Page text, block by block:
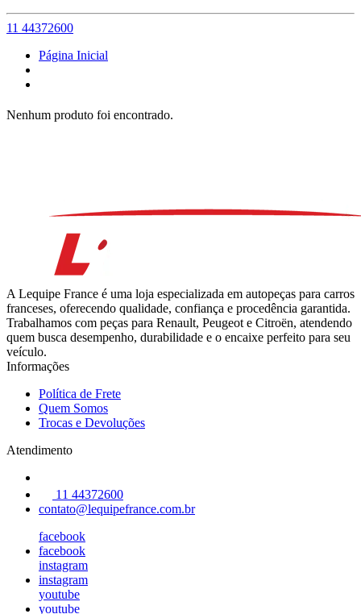
11 44372600
Página Inicial
Nenhum produto foi encontrado.
A Lequipe France é uma loja especializada em autopeças para carros
franceses, oferecendo qualidade, confiança e procedência garantida.
Trabalhamos com peças para Renault, Peugeot e Citroën, atendendo
quem busca desempenho, durabilidade e o encaixe perfeito para seu
veículo.
Informações
Política de Frete
Quem Somos
Trocas e Devoluções
Atendimento
11 44372600
contato@lequipefrance.com.br
facebook
facebook
instagram
instagram
youtube
youtube